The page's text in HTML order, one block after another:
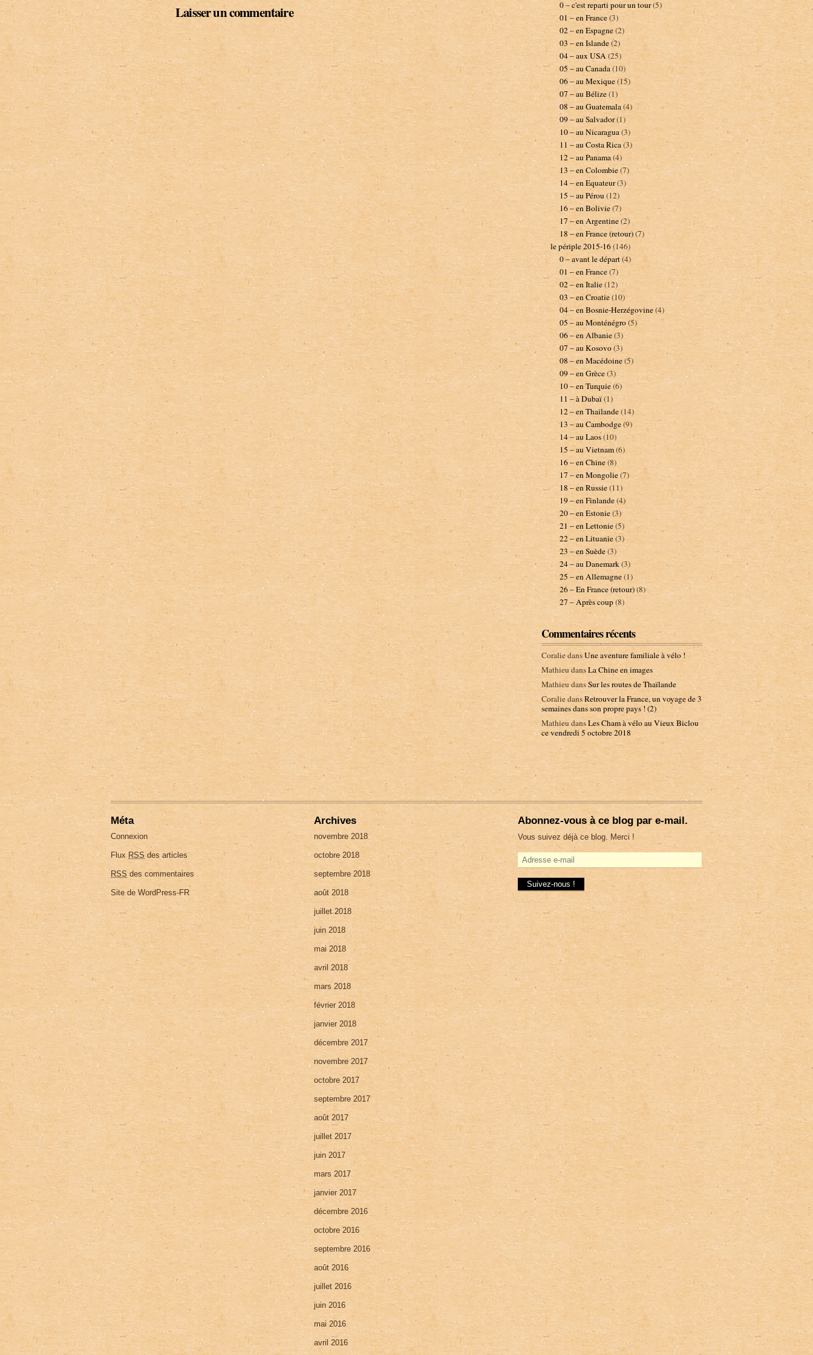
Laisser un commentaire
0 – c'est reparti pour un tour(5)
01 – en France(3)
02 – en Espagne(2)
03 – en Islande(2)
04 – aux USA(25)
05 – au Canada(10)
06 – au Mexique(15)
07 – au Bélize(1)
08 – au Guatemala(4)
09 – au Salvador(1)
10 – au Nicaragua(3)
11 – au Costa Rica(3)
12 – au Panama(4)
13 – en Colombie(7)
14 – en Equateur(3)
15 – au Pérou(12)
16 – en Bolivie(7)
17 – en Argentine(2)
18 – en France (retour)(7)
le périple 2015-16(146)
0 – avant le départ(4)
01 – en France(7)
02 – en Italie(12)
03 – en Croatie(10)
04 – en Bosnie-Herzégovine(4)
05 – au Monténégro(5)
06 – en Albanie(3)
07 – au Kosovo(3)
08 – en Macédoine(5)
09 – en Grèce(3)
10 – en Turquie(6)
11 – à Dubaï(1)
12 – en Thailande(14)
13 – au Cambodge(9)
14 – au Laos(10)
15 – au Vietnam(6)
16 – en Chine(8)
17 – en Mongolie(7)
18 – en Russie(11)
19 – en Finlande(4)
20 – en Estonie(3)
21 – en Lettonie(5)
22 – en Lituanie(3)
23 – en Suède(3)
24 – au Danemark(3)
25 – en Allemagne(1)
26 – En France (retour)(8)
27 – Après coup(8)
Commentaires récents
CoraliedansUne aventure familiale à vélo !
MathieudansLa Chine en images
Mathieu dansSur les routes de Thaïlande
CoraliedansRetrouver la France, un voyage de 3
semaines dans son propre pays ! (2)
MathieudansLes Cham à vélo au Vieux Biclou
ce vendredi 5 octobre 2018
Méta
Connexion
Flux RSS des articles
RSSdes commentaires
Site de WordPress-FR
Archives
novembre 2018
octobre 2018
septembre 2018
août 2018
juillet 2018
juin 2018
mai 2018
avril 2018
mars 2018
février 2018
janvier 2018
décembre 2017
novembre 2017
octobre 2017
septembre 2017
août 2017
juillet 2017
juin 2017
mars 2017
janvier 2017
décembre 2016
octobre 2016
septembre 2016
août 2016
juillet 2016
juin 2016
mai 2016
avril 2016
Abonnez-vous à ce blog par e-mail.
Vous suivez déjà ce blog. Merci !
A
d
r
e
i
l